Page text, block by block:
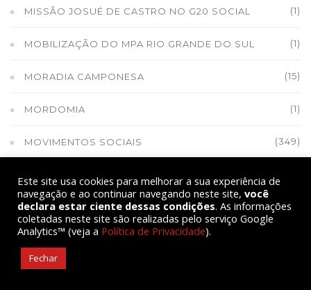
MISSÃO JOSUÉ DE CASTRO NO G20 SOCIAL (1)
MOBILIZAÇÃO DO MPA RIO GRANDE DO SUL (1)
MORADIA CAMPONESA (15)
MORDOMIA (1)
MOVIMENTOS SOCIAIS (349)
MPA COM LULA EM MG (1)
MPA E GLEISI HOFFMANN
MPA E OUTRAS INSTITUIÇÕES EM LUTA NO RS
Este site usa cookies para melhorar a sua experiência de
navegação e ao continuar navegando neste site, você
declara estar ciente dessas condições. As informações
coletadas neste site são realizadas pelo serviço Google
Analytics™ (veja a Política de Privacidade).
Fechar